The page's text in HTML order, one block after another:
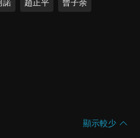
諾 趙正平 曾子余
顯示較少